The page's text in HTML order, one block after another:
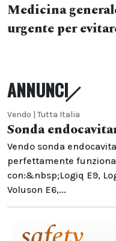
Medicina
urgente per
ANNUNCI
Vendo | Tutta Italia
Sonda
Vendo sonda
perfettamente
con:&nbsp;Logiq E9,
Voluson E6,...